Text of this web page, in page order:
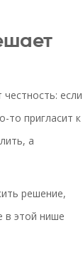
если
то пригласит к
а
решение,
в этой нише